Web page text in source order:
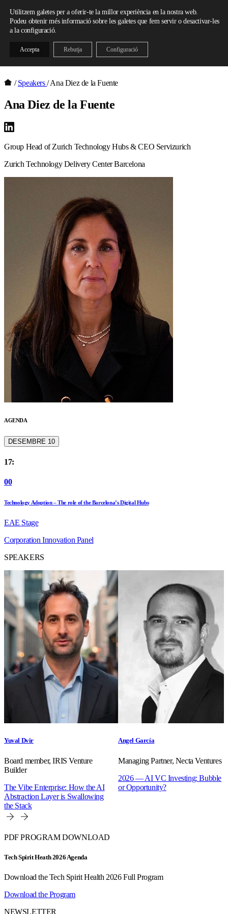
Skip to content
/ Speakers/Ana Diez de la Fuente
Ana Diez de la Fuente
Group Head of Zurich Technology Hubs & CEO Servizurich
Zurich Technology Delivery Center Barcelona
AGENDA
DESEMBRE 10
17:
00
Technology Adoption – The role of the Barcelona’s Digital Hubs
EAE Stage
CorporationInnovation Panel
SPEAKERS
Yuval Dvir
Board member, IRIS Venture
Builder
The Vibe Enterprise: How the AI
Abstraction Layer is Swallowing
the Stack
Angel García
Managing Partner, Necta Ventures
2026 — AI VC Investing: Bubble
or Opportunity?
PDF PROGRAM DOWNLOAD
Tech Spirit Heath 2026 Agenda
Download the Tech Spirit Health 2026 Full Program
Download the Program
NEWSLETTER
Utilitzem galetes per a oferir-te la millor experiència en la nostra web.
Podeu obtenir més informació sobre les galetes que fem servir o desactivar-les
a la configuració.
Accepta Rebutja Configuració